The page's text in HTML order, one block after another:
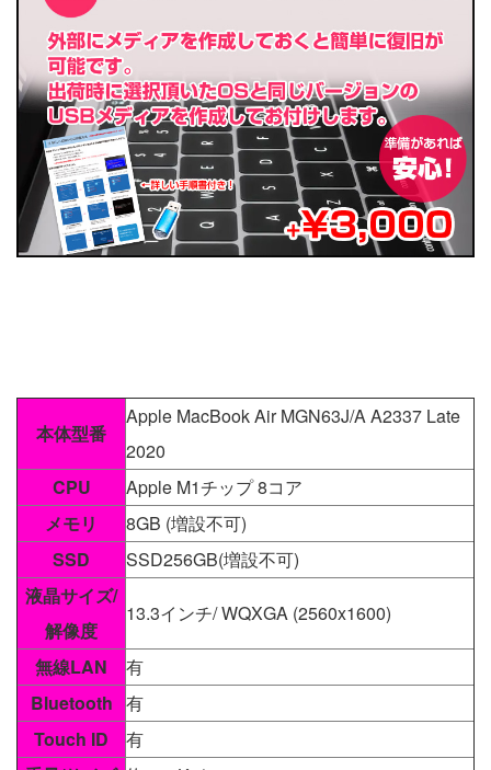
本体型番
Apple MacBook Air MGN63J/A A2337 Late
2020
CPU
Apple M1チップ 8コア
メモリ
8GB (増設不可)
SSD
SSD256GB(増設不可)
液晶サイズ/
解像度
13.3インチ/ WQXGA (2560x1600)
無線LAN
有
Bluetooth 有
Touch ID
有